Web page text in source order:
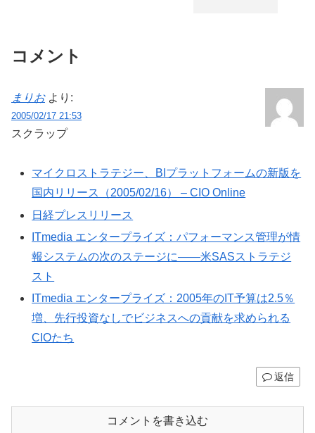
コメント
まりお より:
2005/02/17 21:53
スクラップ
マイクロストラテジー、BIプラットフォームの新版を
国内リリース（2005/02/16） – CIO Online
日経プレスリリース
ITmedia エンタープライズ：パフォーマンス管理が情
報システムの次のステージに――米SASストラテジ
スト
ITmedia エンタープライズ：2005年のIT予算は2.5％
増、先行投資なしでビジネスへの貢献を求められる
CIOたち
返信
コメントを書き込む